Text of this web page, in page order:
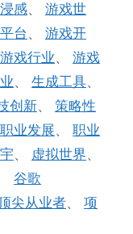
感、 游戏世
台 、 游戏开
游戏行业、 游戏
、 生成工具、
创新、 策略性
职业发展、 职业
、 虚拟世界、
谷歌
尖从业者、 项